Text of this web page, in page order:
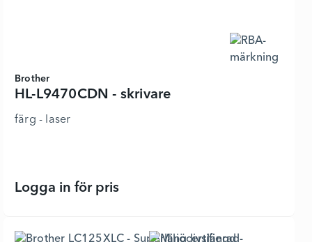
Brother
HL-L9470CDN - skrivare
färg - laser
Logga in för prisHL-L9470CDN - skrivare - 7455266